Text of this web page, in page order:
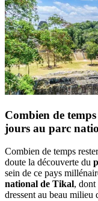
Combien de
jours au parc
Combien de temps
doute la découverte du
sein de ce pays
national de Tikal, dont
dressent au beau milieu